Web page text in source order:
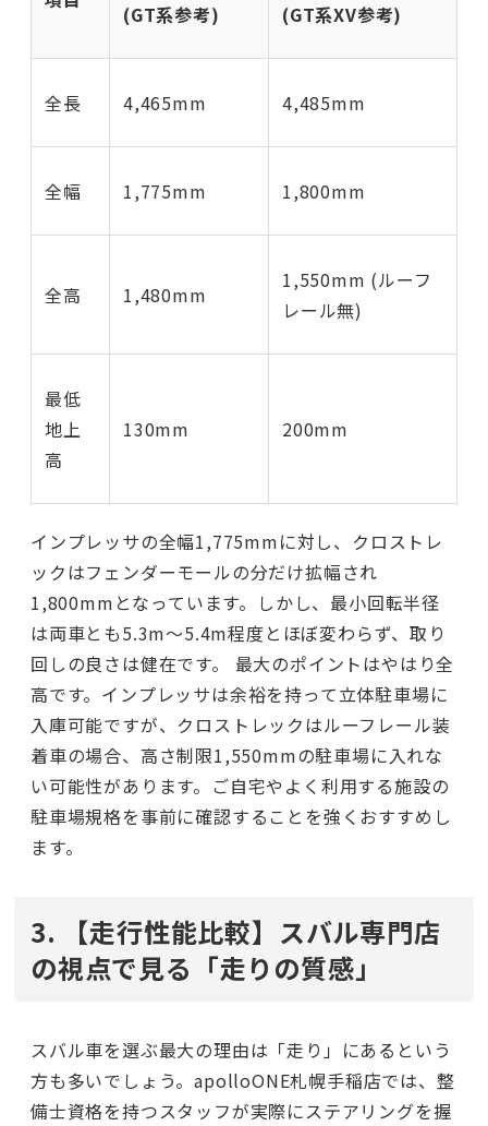
(GT系参考) (GT系XV参考)
全長 4,465mm 4,485mm
全幅 1,775mm 1,800mm
全高 1,480mm
1,550mm (ルーフ
レール無)
最低
地上
高
130mm 200mm
インプレッサの全幅1,775mmに対し、クロストレ
ックはフェンダーモールの分だけ拡幅され
1,800mmとなっています。しかし、最小回転半径
は両車とも5.3m〜5.4m程度とほぼ変わらず、取り
回しの良さは健在です。 最大のポイントはやはり全
高です。インプレッサは余裕を持って立体駐車場に
入庫可能ですが、クロストレックはルーフレール装
着車の場合、高さ制限1,550mmの駐車場に入れな
い可能性があります。ご自宅やよく利用する施設の
駐車場規格を事前に確認することを強くおすすめし
ます。
3. 【走行性能比較】スバル専門店
の視点で見る「走りの質感」
スバル車を選ぶ最大の理由は「走り」にあるという
方も多いでしょう。apolloONE札幌手稲店では、整
備士資格を持つスタッフが実際にステアリングを握